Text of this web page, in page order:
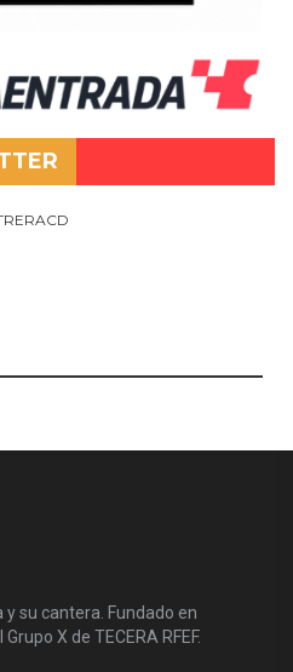
y su cantera. Fundado en
X de TECERA RFEF.